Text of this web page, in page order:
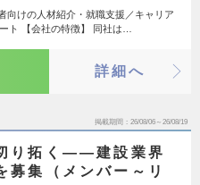
向けの人材紹介・就職支援／キャリア
ト 【会社の特徴】 同社は…
詳細へ
掲載期間 26/08/06～26/08/19
り拓く――建設業界
募集（メンバー～リ